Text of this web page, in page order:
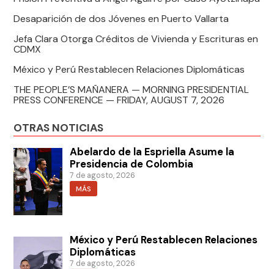
Desaparición de dos Jóvenes en Puerto Vallarta
Jefa Clara Otorga Créditos de Vivienda y Escrituras en
CDMX
México y Perú Restablecen Relaciones Diplomáticas
THE PEOPLE’S MAÑANERA — MORNING PRESIDENTIAL
PRESS CONFERENCE — FRIDAY, AUGUST 7, 2026
OTRAS NOTICIAS
Abelardo de la Espriella Asume la
Presidencia de Colombia
7 de agosto, 2026
MÁS
México y Perú Restablecen Relaciones
Diplomáticas
7 de agosto, 2026